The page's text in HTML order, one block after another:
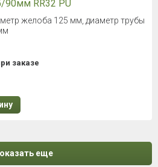
90мм RR32 PU
желоба 125 мм, диаметр трубы
заказе
еще